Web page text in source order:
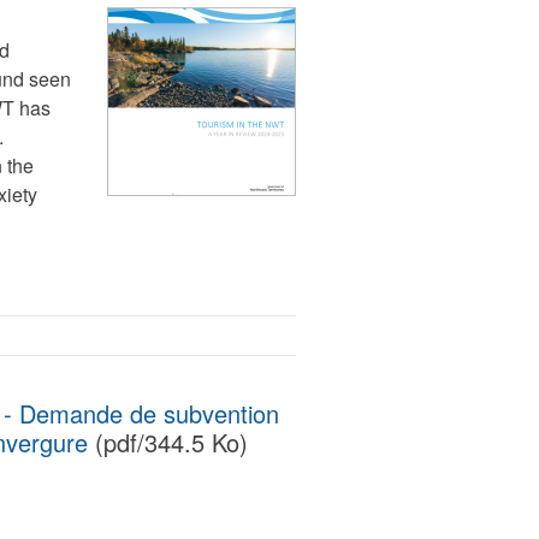
seen
has
the
Demande de subvention
(pdf/344.5 Ko)